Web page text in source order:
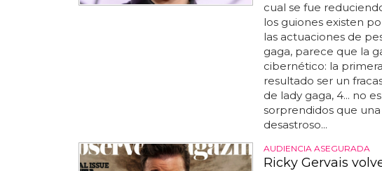
cual se fue
los guiones existen
las actuaciones de
gaga, parece que la
cibernético: la
resultado ser un
de lady gaga, 4... no
sorprendidos que
desastroso...
AUDIENCIA ASEGURADA
Ricky Gervais